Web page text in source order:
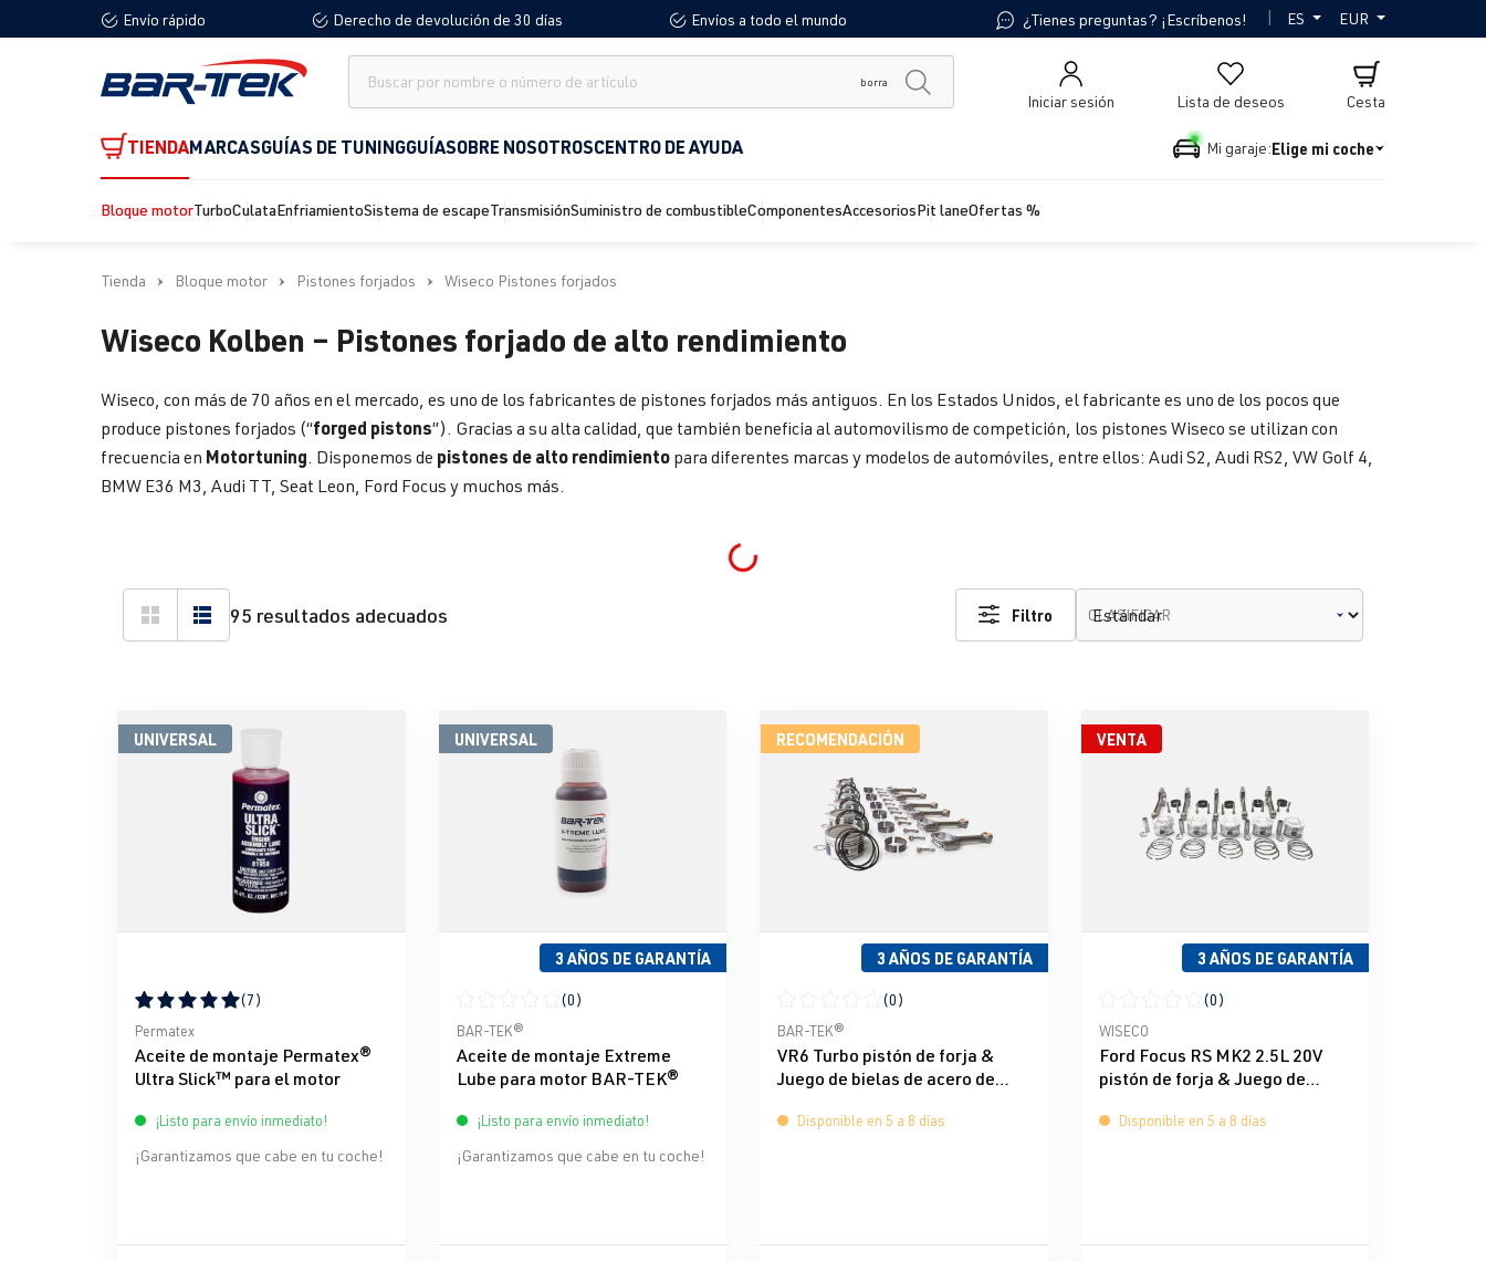
Saltar a la navegación principal
Envío rápido Derecho de devolución de 30 días Envíos a todo el mundo ¿Tienes preguntas? ¡Escríbenos! | ES EUR
borra
Lista de deseos
Iniciar sesión Cesta
TIENDAMARCASGUÍAS DE TUNINGGUÍASOBRE NOSOTROSCENTRO DE AYUDA Mi garaje:Elige mi coche
Bloque motorTurboCulataEnfriamientoSistema de escapeTransmisiónSuministro de combustibleComponentesAccesoriosPit laneOfertas %
Tienda Bloque motor Pistones forjados Wiseco Pistones forjados
Wiseco Kolben – Pistones forjado de alto rendimiento
Wiseco, con más de 70 años en el mercado, es uno de los fabricantes de pistones forjados más antiguos. En los Estados Unidos, el fabricante es uno de los pocos que
produce pistones forjados (“forged pistons”). Gracias a su alta calidad, que también beneficia al automovilismo de competición, los pistones Wiseco se utilizan con
frecuencia en Motortuning. Disponemos de pistones de alto rendimiento para diferentes marcas y modelos de automóviles, entre ellos: Audi S2, Audi RS2, VW Golf 4,
BMW E36 M3, Audi TT, Seat Leon, Ford Focus y muchos más.
Loading...
95 resultados adecuados Filtro CLASIFICAR
UNIVERSAL
Calificación promedio de 5 de 5 estrellas
(7)
Permatex
Aceite de montaje Permatex®
Ultra Slick™ para el motor
¡Listo para envío inmediato!
¡Garantizamos que cabe en tu coche!
UNIVERSAL
3 AÑOS DE GARANTÍA
Calificación promedio de 0 de 5 estrellas
(0)
BAR-TEK®
Aceite de montaje Extreme
Lube para motor BAR-TEK®
¡Listo para envío inmediato!
¡Garantizamos que cabe en tu coche!
RECOMENDACIÓN
3 AÑOS DE GARANTÍA
Calificación promedio de 0 de 5 estrellas
(0)
BAR-TEK®
VR6 Turbo pistón de forja &
Juego de bielas de acero de
Disponible en 5 a 8 días
VENTA
3 AÑOS DE GARANTÍA
Calificación promedio de 0 de 5 estrellas
(0)
WISECO
Ford Focus RS MK2 2.5L 20V
pistón de forja & Juego de
WISECO
Disponible en 5 a 8 días